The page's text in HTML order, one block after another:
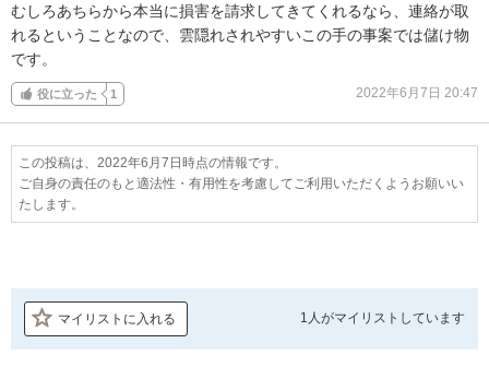
むしろあちらから本当に損害を請求してきてくれるなら、連絡が取
れるということなので、雲隠れされやすいこの手の事案では儲け物
です。
役に立った 1 2022年6月7日 20:47
この投稿は、2022年6月7日時点の情報です。
ご自身の責任のもと適法性・有用性を考慮してご利用いただくようお願いい
たします。
マイリストに入れる 1人がマイリストしています